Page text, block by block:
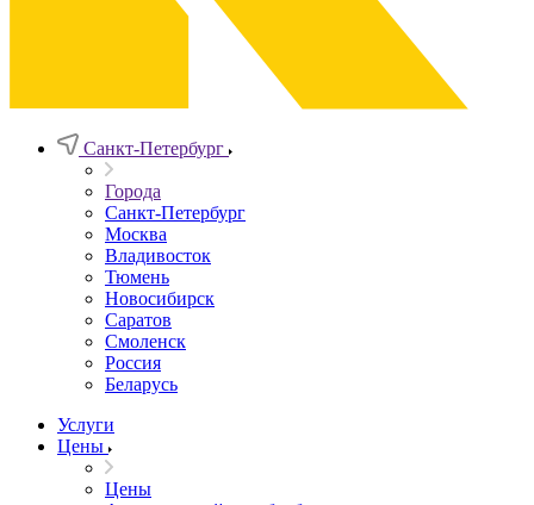
Санкт-Петербург
Города
Санкт-Петербург
Москва
Владивосток
Тюмень
Новосибирск
Саратов
Смоленск
Россия
Беларусь
Услуги
Цены
Цены